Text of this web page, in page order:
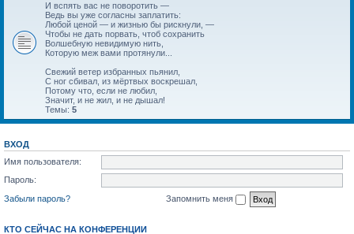
И вспять вас не поворотить —
Ведь вы уже согласны заплатить:
Любой ценой — и жизнью бы рискнули, —
Чтобы не дать порвать, чтоб сохранить
Волшебную невидимую нить,
Которую меж вами протянули...
Свежий ветер избранных пьянил,
С ног сбивал, из мёртвых воскрешал,
Потому что, если не любил,
Значит, и не жил, и не дышал!
Темы: 5
ВХОД
Имя пользователя:
Пароль:
Забыли пароль?
Запомнить меня
КТО СЕЙЧАС НА КОНФЕРЕНЦИИ